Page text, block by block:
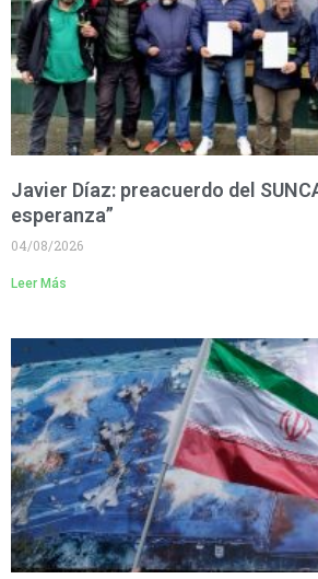
Javier Díaz: preacuerdo del
esperanza”
04/08/2026
Leer Más